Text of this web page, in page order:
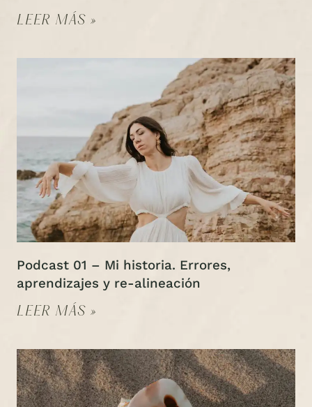
LEER MÁS »
Podcast 01 – Mi historia. Errores,
aprendizajes y re-alineación
LEER MÁS »